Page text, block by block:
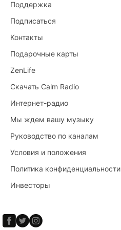
Поддержка
Подписаться
Контакты
Подарочные карты
ZenLife
Скачать Calm Radio
Интернет-радио
Мы ждем вашу музыку
Руководство по каналам
Условия и положения
Политика конфиденциальности
Инвесторы